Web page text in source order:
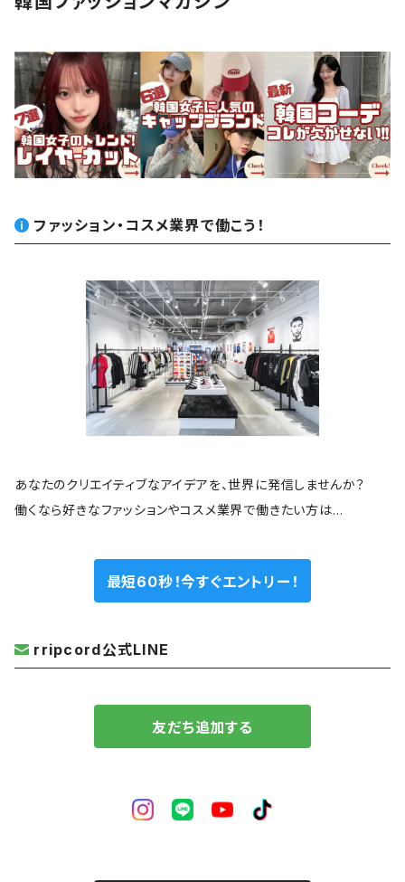
ファッション・コスメ業界で働こう！
あなたのクリエイティブなアイデアを、世界に発信しませんか？
働くなら好きなファッションやコスメ業界で働きたい方は…
最短60秒！今すぐエントリー！
rripcord公式LINE
友だち追加する